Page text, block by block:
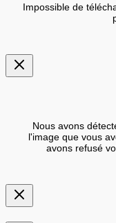
Impossible de
Nous avons
l'image que vous
avons refusé